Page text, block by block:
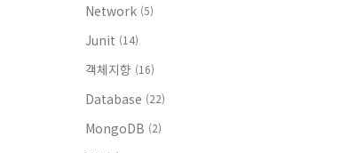
Network (5)
Junit (14)
객체지향 (16)
Database (22)
MongoDB (2)